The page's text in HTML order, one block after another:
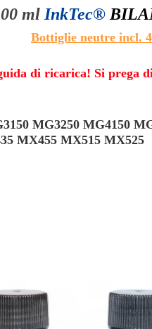
ml InkTec®
Bottiglie neutre incl.
di ricarica! Si prega
MG3250 MG4150
MX455 MX515 MX525